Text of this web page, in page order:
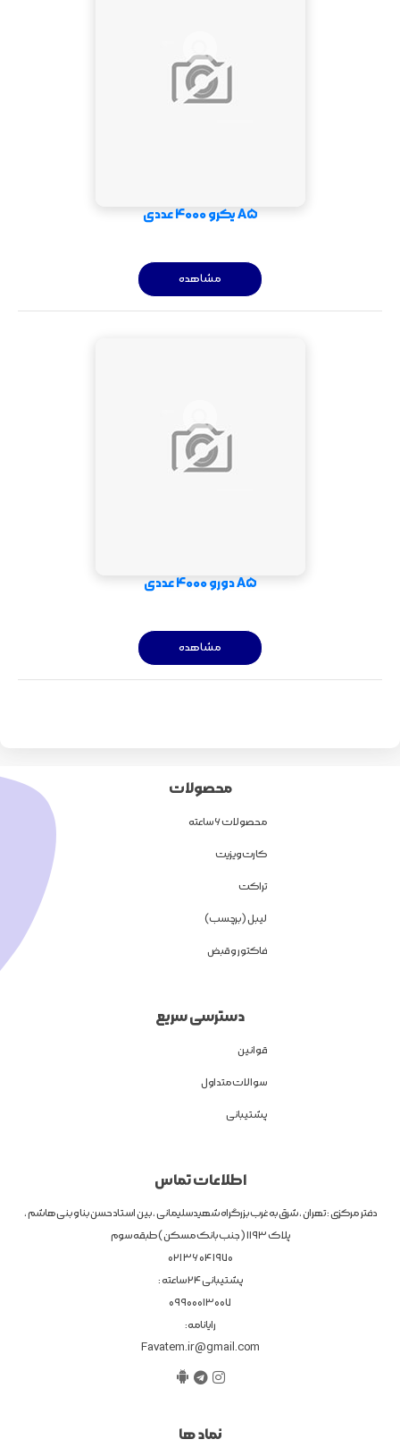
A5 یکرو 4000 عددی
مشاهده
A5 دورو 4000 عددی
مشاهده
محصولات
محصولات 6 ساعته
کارت ویزیت
تراکت
لیبل (برچسب)
فاکتور و قبض
دسترسی سریع
قوانین
سوالات متداول
پشتیبانی
اطلاعات تماس
دفتر مرکزی : تهران ، شرق به غرب بزرگراه شهیدسلیمانی ، بین استاد حسن بنا و بنی هاشم ،
پلاک 1193 ( جنب بانک مسکن ) طبقه سوم
1970 04 36 021
پشتیبانی 24 ساعته :
09900013007
رایانامه:
Favatem.ir@gmail.com
نماد ها